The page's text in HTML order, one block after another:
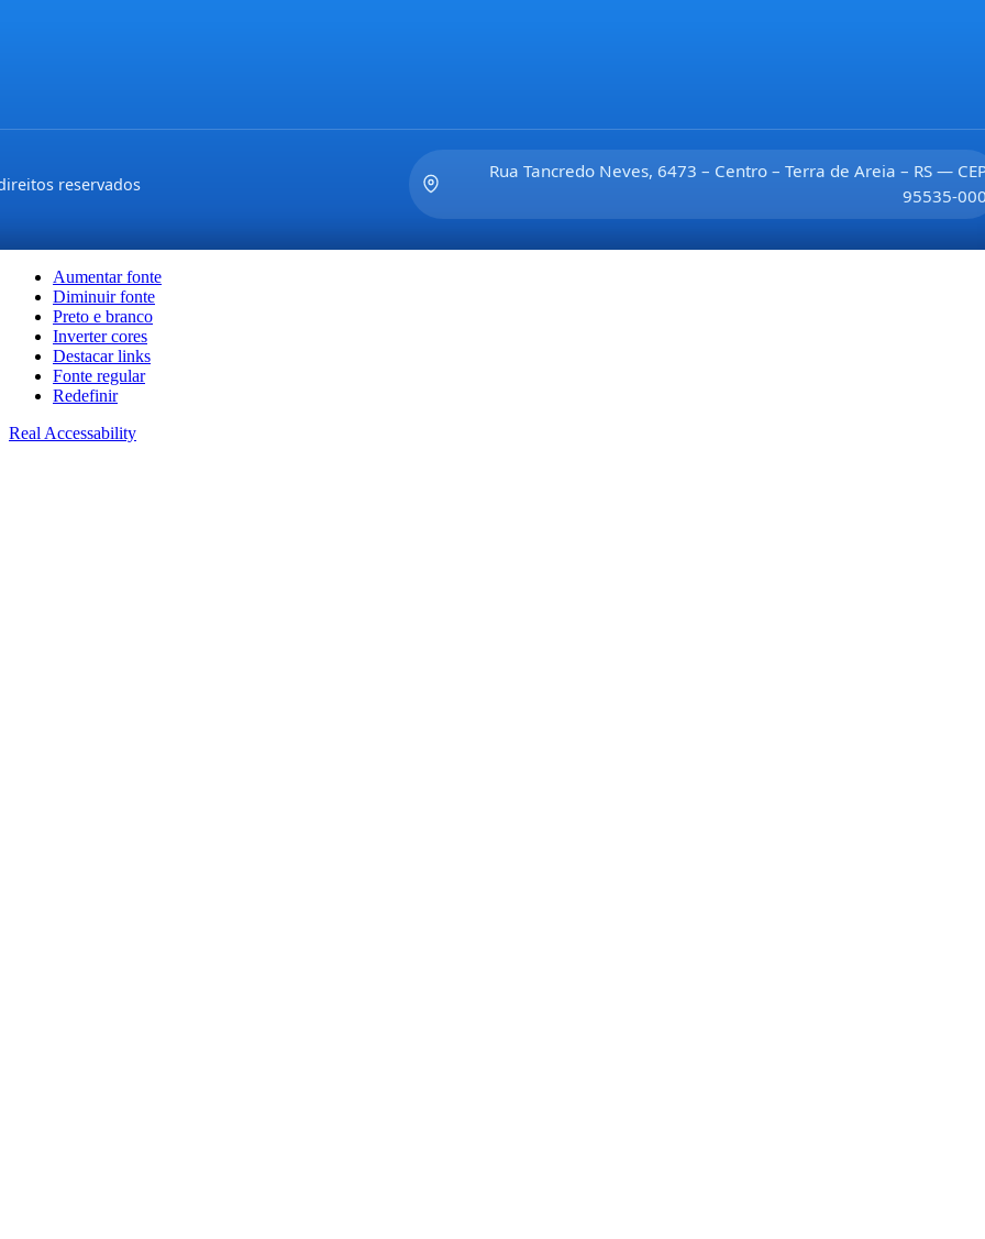
reservados
Rua Tancredo Neves, 6473 – Centro – Terra de Areia – RS —
95535-
Aumentar fonte
Diminuir fonte
Preto e branco
Inverter cores
Destacar links
Fonte regular
Redefinir
Real Accessability